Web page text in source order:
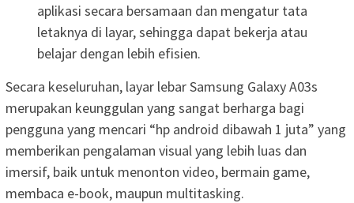
aplikasi secara bersamaan dan mengatur tata
letaknya di layar, sehingga dapat bekerja atau
belajar dengan lebih efisien.
Secara keseluruhan, layar lebar Samsung Galaxy A03s
merupakan keunggulan yang sangat berharga bagi
pengguna yang mencari “hp android dibawah 1 juta” yang
memberikan pengalaman visual yang lebih luas dan
imersif, baik untuk menonton video, bermain game,
membaca e-book, maupun multitasking.